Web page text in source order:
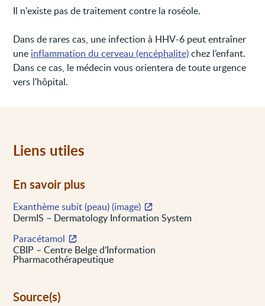
Il n'existe pas de traitement contre la roséole.
Dans de rares cas, une infection à HHV-6 peut entraîner
une inflammation du cerveau (encéphalite)chez l’enfant.
Dans ce cas, le médecin vous orientera de toute urgence
vers l'hôpital.
Liens utiles
En savoir plus
Exanthème subit (peau) (image)
DermIS – Dermatology Information System
Paracétamol
CBIP – Centre Belge d’Information
Pharmacothérapeutique
Source(s)